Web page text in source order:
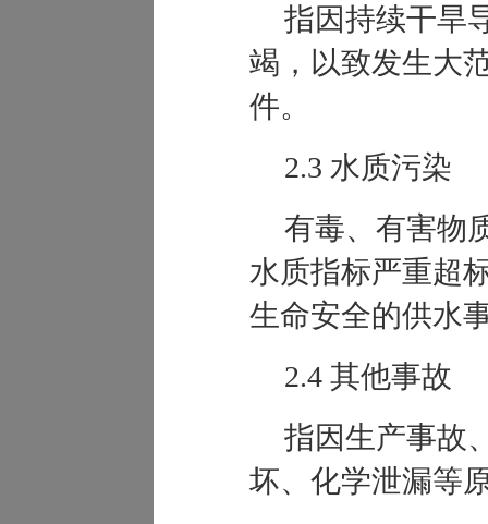
指因持续干旱
竭，以致发生大
件。
2.3 水质污染
有毒、有害物
水质指标严重超
生命安全的供水
2.4 其他事故
指因生产事故
坏、化学泄漏等